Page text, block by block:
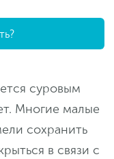
суровым
Многие малые
сохранить
в связи с